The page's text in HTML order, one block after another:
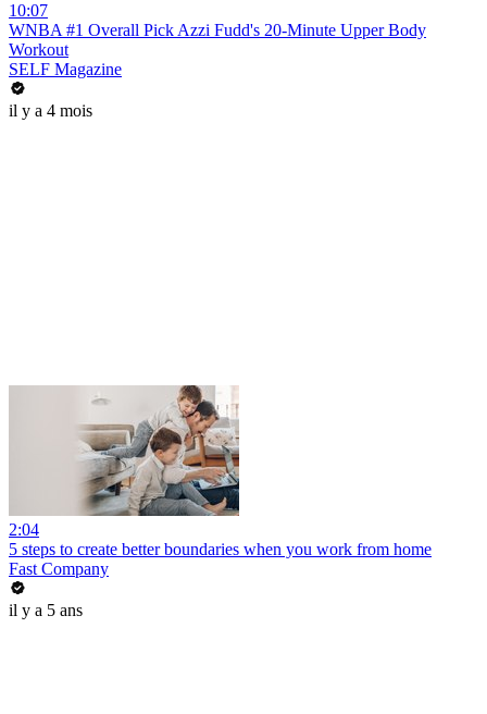
10:07
WNBA #1 Overall Pick Azzi Fudd's 20-Minute Upper Body
Workout
SELF Magazine
il y a 4 mois
2:04
5 steps to create better boundaries when you work from home
Fast Company
il y a 5 ans